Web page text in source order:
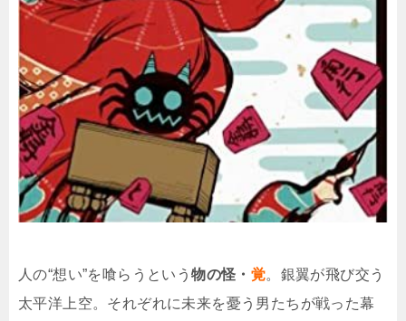
人の“想い”を喰らうという物の怪・ 覚。銀翼が飛び交う
太平洋上空。それぞれに未来を憂う男たちが戦った幕